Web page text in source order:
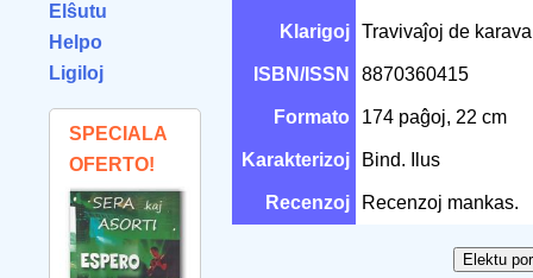
Elŝutu
Helpo
Ligiloj
SPECIALA
OFERTO!
Klarigoj Travivaĵoj de
ISBN/ISSN 8870360415
Formato 174 paĝoj, 22 cm
Karakterizoj Bind. Ilus
Recenzoj Recenzoj mankas.